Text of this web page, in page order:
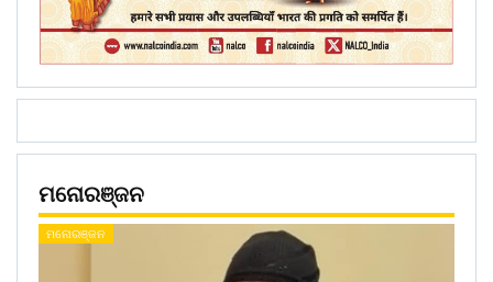
ମନୋରଞ୍ଜନ
ମନୋରଞ୍ଜନ